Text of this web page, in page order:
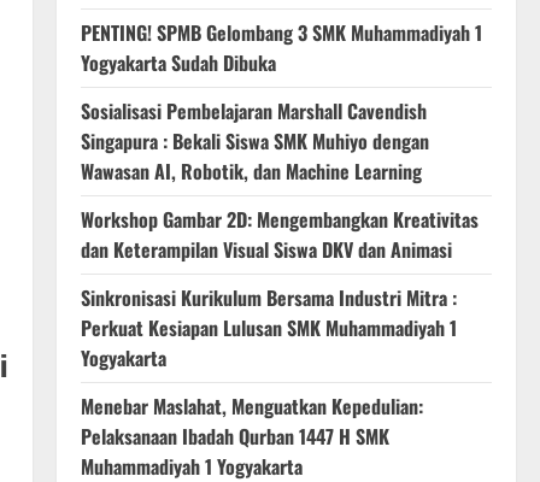
PENTING! SPMB Gelombang 3 SMK Muhammadiyah 1
Yogyakarta Sudah Dibuka
Sosialisasi Pembelajaran Marshall Cavendish
Singapura : Bekali Siswa SMK Muhiyo dengan
Wawasan AI, Robotik, dan Machine Learning
Workshop Gambar 2D: Mengembangkan Kreativitas
dan Keterampilan Visual Siswa DKV dan Animasi
Sinkronisasi Kurikulum Bersama Industri Mitra :
Perkuat Kesiapan Lulusan SMK Muhammadiyah 1
Yogyakarta
Menebar Maslahat, Menguatkan Kepedulian:
Pelaksanaan Ibadah Qurban 1447 H SMK
Muhammadiyah 1 Yogyakarta